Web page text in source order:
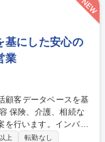
リングから課題解決戦
範囲】当社の指定する
基にした安心の
業
を行います。インバウ
り、お客様のライフ
上
転勤なし